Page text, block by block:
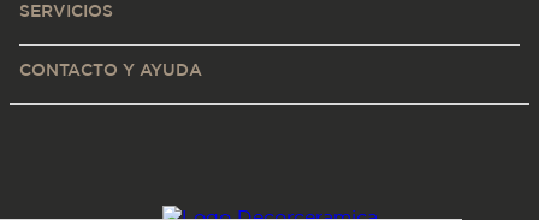
SERVICIOS
CONTACTO Y AYUDA